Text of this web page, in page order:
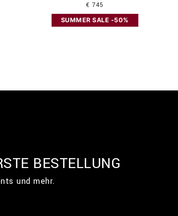
€ 745
SUMMER SALE -50%
BESTELLUNG
und mehr.